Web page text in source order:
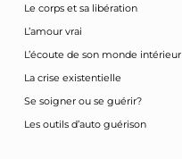
Le corps et sa libération
L’amour vrai
L’écoute de son monde intérieur
La crise existentielle
Se soigner ou se guérir?
Les outils d’auto guérison